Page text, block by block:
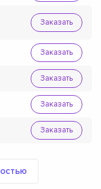
Заказать
Заказать
Заказать
Заказать
Заказать